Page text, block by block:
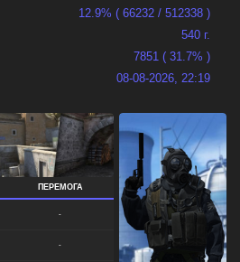
66 kills
45 kills
MP5NAVY 18 kills
AUG 18 kills
12 kills
9 kills
12.9% ( 66232 / 512338 )
540 г.
7851 ( 31.7% )
08-08-2026, 22:19
ПЕРЕМОГА
-
-